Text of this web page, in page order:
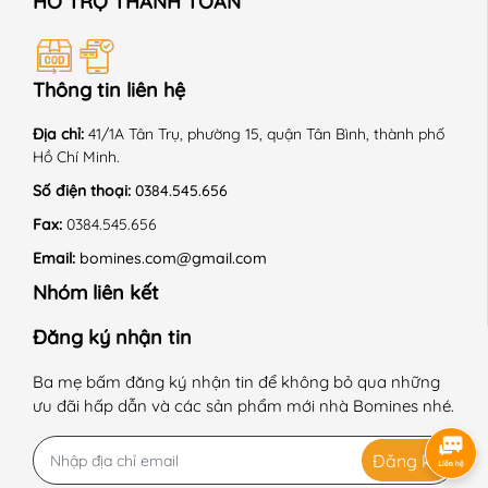
+ Không sử dụng hóa chất tẩy có chứa Clo.
+ Sấy thùng chế độ nhẹ nhàng.
+ Là ở nhiệt độ trung bình 150 độ C.
+ Giặt với sản phẩm cùng màu.
+ Không là lên chi tiết trang trí.
------------------------------------------------------------
#Bomines #quanaotreem #thoitrangtreem #begai
#betrai #chobe #dobochobe #dobobetrai #dobobegai
#dobochobegai #dobochobetrai #donguchobegai
#dobotreem #dongutreem #quanaongutreem
Thông tin liên hệ
Địa chỉ: 41/1A Tân Trụ, phường 15, quận Tân Bình, thành phố
Hồ Chí Minh.
Số điện thoại: 0384.545.656
Fax: 0384.545.656
Email: bomines.com@gmail.com
Nhóm liên kết
Đăng ký nhận tin
Ba mẹ bấm đăng ký nhận tin để không bỏ qua những
ưu đãi hấp dẫn và các sản phẩm mới nhà Bomines nhé.
Đăng ký